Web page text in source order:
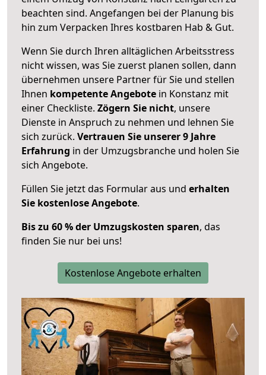
beachten sind. Angefangen bei der Planung bis
hin zum Verpacken Ihres kostbaren Hab & Gut.
Wenn Sie durch Ihren alltäglichen Arbeitsstress
nicht wissen, was Sie zuerst planen sollen, dann
übernehmen unsere Partner für Sie und stellen
Ihnen kompetente Angebote in Konstanz mit
einer Checkliste. Zögern Sie nicht, unsere
Dienste in Anspruch zu nehmen und lehnen Sie
sich zurück. Vertrauen Sie unserer 9 Jahre
Erfahrung in der Umzugsbranche und holen Sie
sich Angebote.
Füllen Sie jetzt das Formular aus und erhalten
Sie kostenlose Angebote.
Bis zu 60 % der Umzugskosten sparen, das
finden Sie nur bei uns!
Kostenlose Angebote erhalten